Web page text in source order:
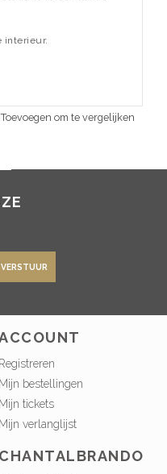
interieur.
Toevoegen om te vergelijken
VERSTUUR
Registreren
Mijn bestellingen
Mijn tickets
Mijn verlanglijst
CHANTALBRANDO